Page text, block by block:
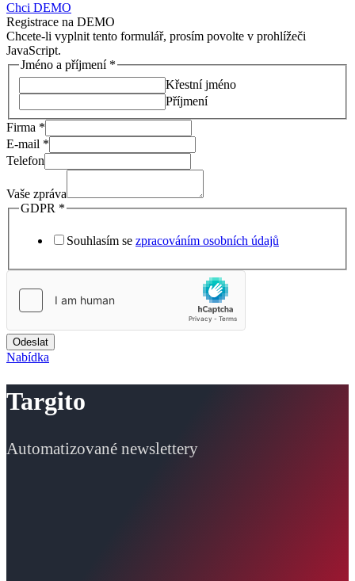
Chci DEMO
Registrace na DEMO
Chcete-li vyplnit tento formulář, prosím povolte v prohlížeči
JavaScript.
Jméno a příjmení *
Křestní jméno
Příjmení
Firma *
E-mail *
Telefon
Vaše zpráva
GDPR *
Souhlasím se zpracováním osobních údajů
Odeslat
Nabídka
Targito
Automatizované newslettery